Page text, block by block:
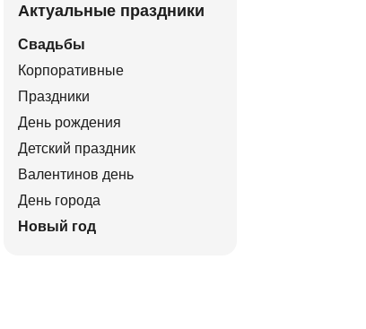
Актуальные праздники
Свадьбы
Корпоративные
Праздники
День рождения
Детский праздник
Валентинов день
День города
Новый год